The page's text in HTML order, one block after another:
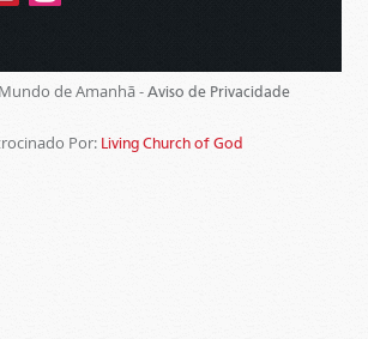
de Amanhã -Aviso de Privacidade
Por: Living Church of God